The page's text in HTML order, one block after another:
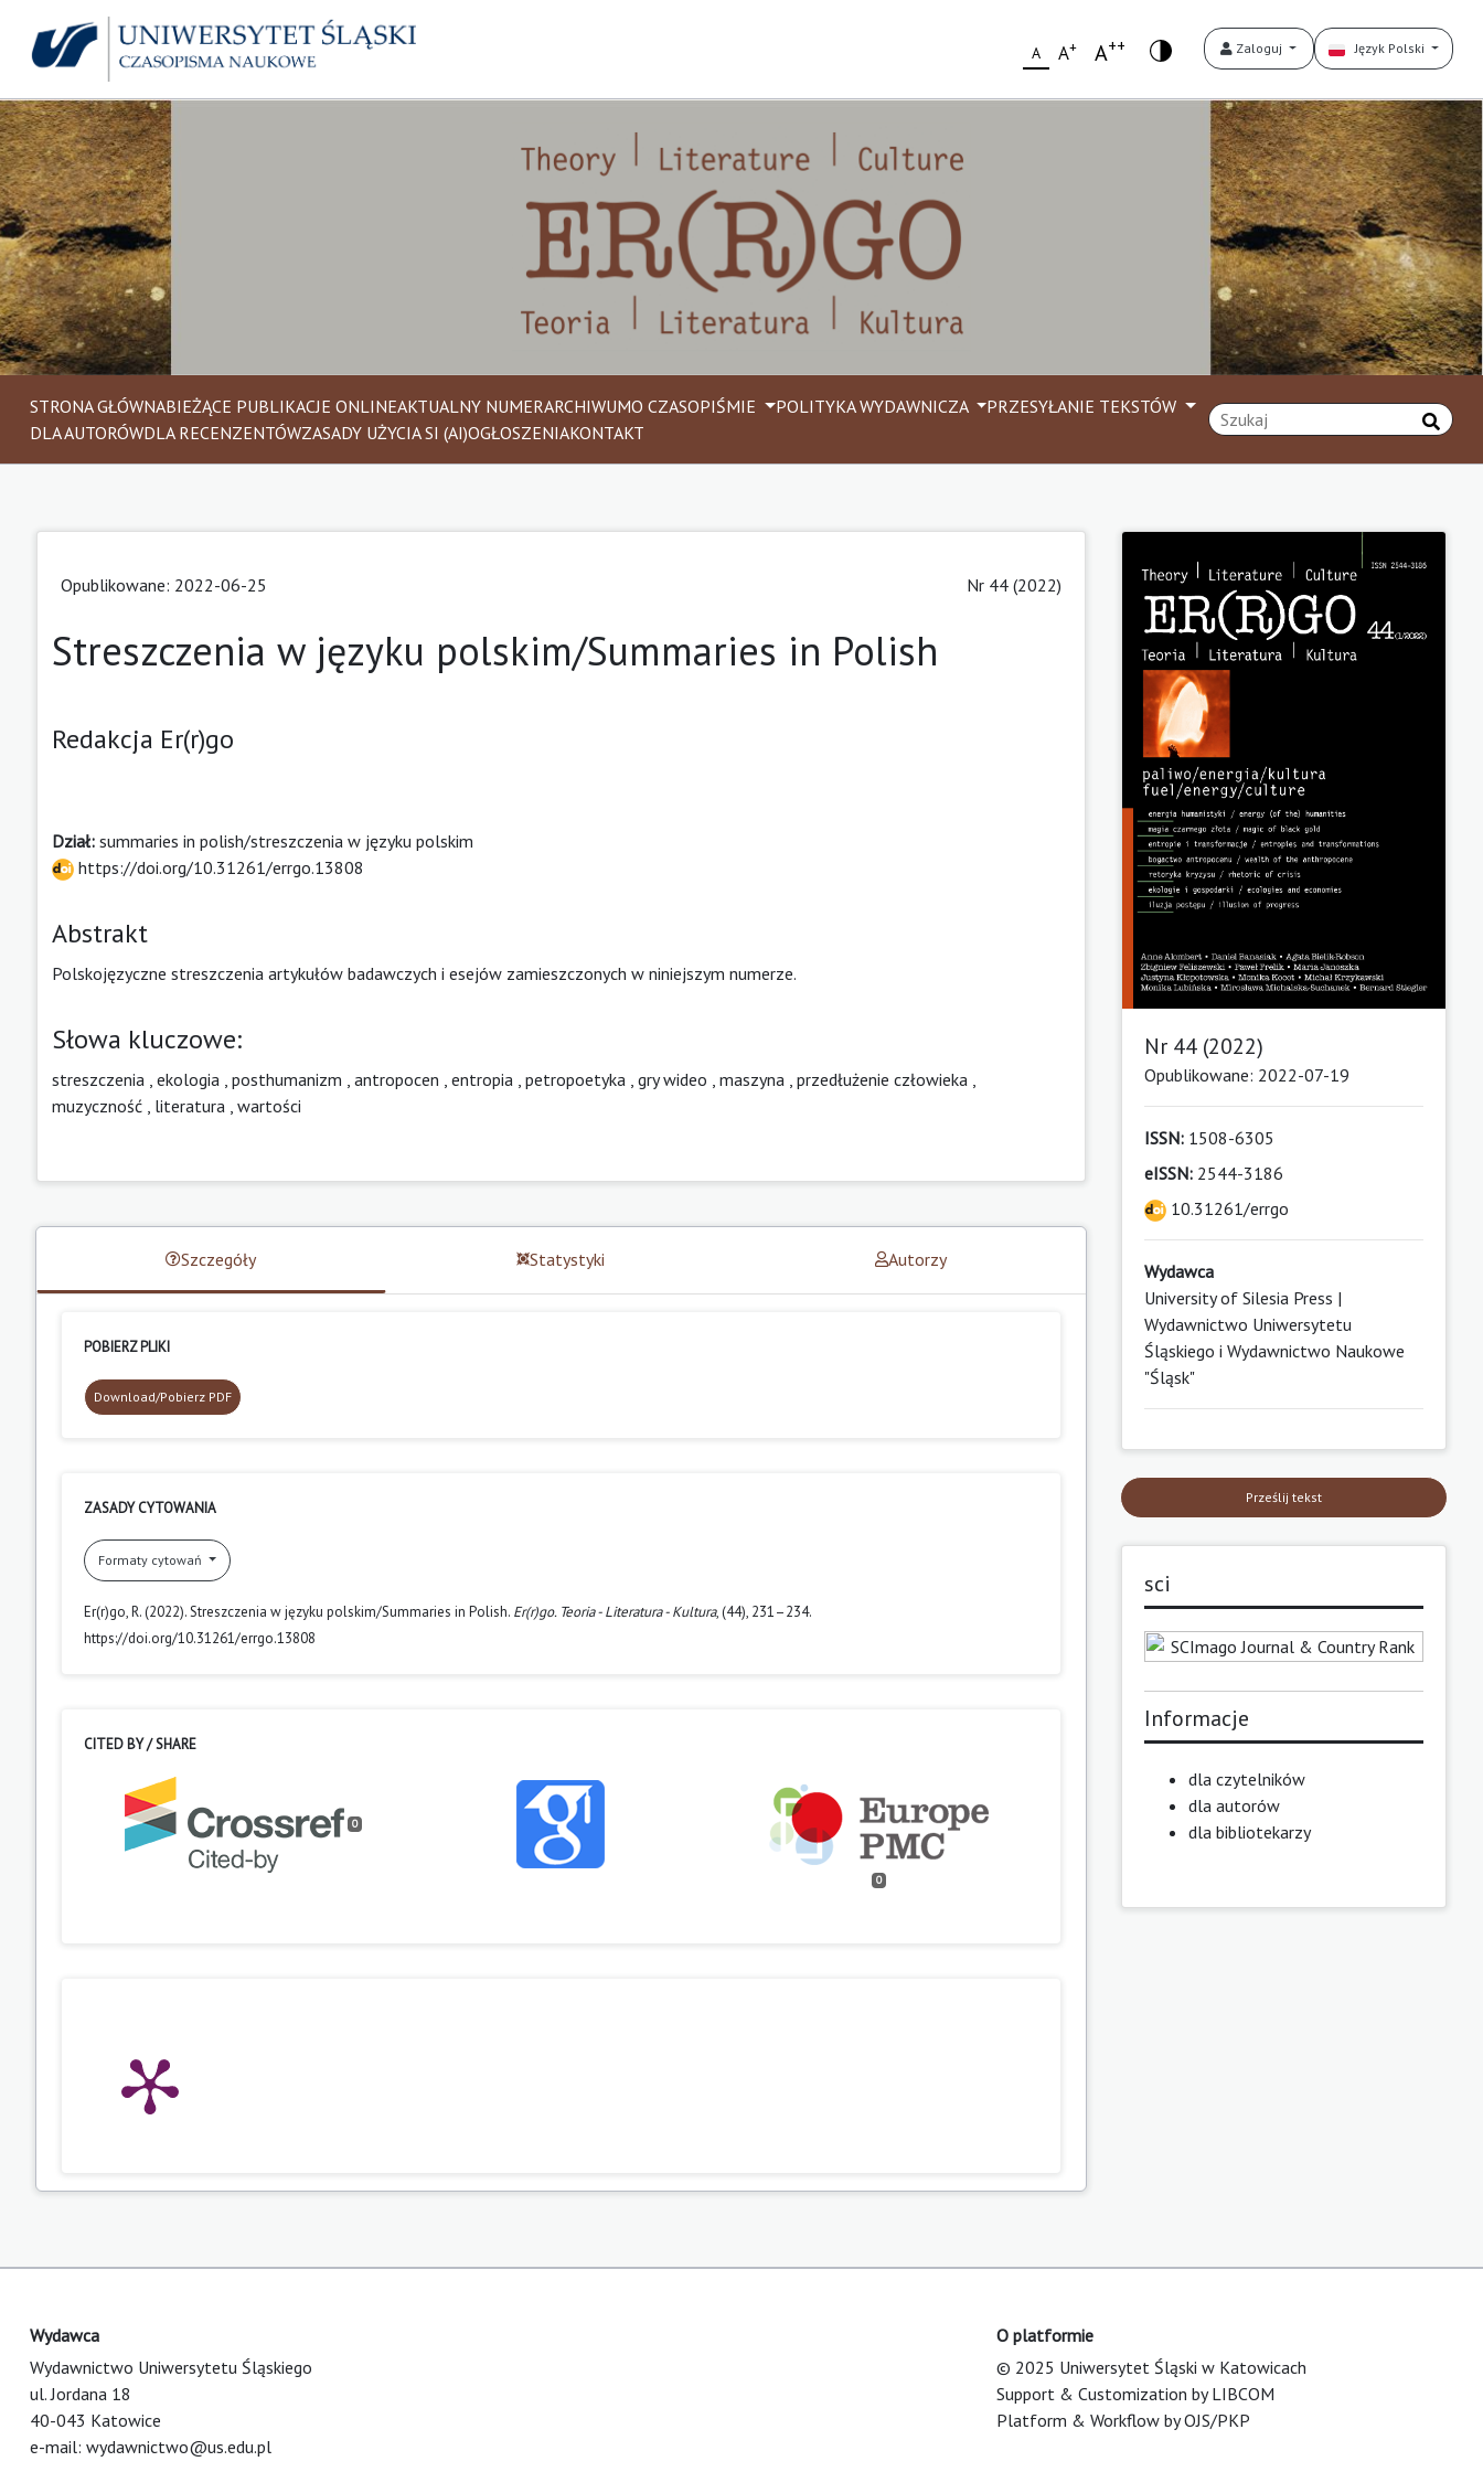
A A+ A++ Zaloguj Język Polski
STRONA GŁÓWNABIEŻĄCE PUBLIKACJE ONLINEAKTUALNY NUMERARCHIWUMO CZASOPIŚMIE POLITYKA WYDAWNICZA
PRZESYŁANIE TEKSTÓW
DLA AUTORÓWDLA RECENZENTÓWZASADY UŻYCIA SI (AI)OGŁOSZENIAKONTAKT
Opublikowane: 2022-06-25 Nr 44 (2022)
Streszczenia w języku polskim/Summaries in Polish
Redakcja Er(r)go
Dział: summaries in polish/streszczenia w języku polskim
https://doi.org/10.31261/errgo.13808
Abstrakt
Polskojęzyczne streszczenia artykułów badawczych i esejów zamieszczonych w niniejszym numerze.
Słowa kluczowe:
streszczenia ekologia posthumanizm antropocen entropia petropoetyka gry wideo maszyna przedłużenie człowieka
muzyczność literatura wartości
Szczegóły Statystyki Autorzy
POBIERZ PLIKI
Download/Pobierz PDF
ZASADY CYTOWANIA
Formaty cytowań
Er(r)go, R. (2022). Streszczenia w języku polskim/Summaries in Polish. Er(r)go. Teoria - Literatura - Kultura, (44), 231–234.
https://doi.org/10.31261/errgo.13808
CITED BY / SHARE
0
0
Nr 44 (2022)
Opublikowane: 2022-07-19
ISSN:1508-6305
eISSN:2544-3186
10.31261/errgo
Wydawca
University of Silesia Press |
Wydawnictwo Uniwersytetu
Śląskiego i Wydawnictwo Naukowe
"Śląsk"
Prześlij tekst
sci
Informacje
dla czytelników
dla autorów
dla bibliotekarzy
Wydawca
Wydawnictwo Uniwersytetu Śląskiego
ul. Jordana 18
40-043 Katowice
e-mail: wydawnictwo@us.edu.pl
O platformie
© 2025 Uniwersytet Śląski w Katowicach
Support & Customization by LIBCOM
Platform & Workflow by OJS/PKP